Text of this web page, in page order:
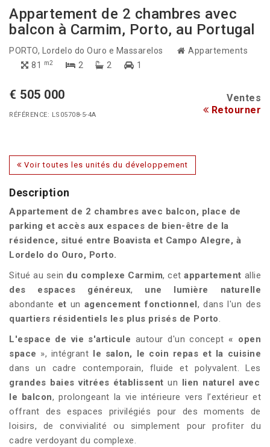
Appartement de 2 chambres avec
balcon à Carmim, Porto, au Portugal
PORTO, Lordelo do Ouro e Massarelos
Appartements
81
m2 2 2 1
€ 505 000 Ventes
RÉFÉRENCE: LS05708-5-4A Retourner
Voir toutes les unités du développement
Description
Appartement de 2 chambres avec balcon, place de
parking et accès aux espaces de bien-être de la
résidence, situé entre Boavista et Campo Alegre, à
Lordelo do Ouro, Porto.
Situé au sein du complexe Carmim, cet appartement allie
des espaces généreux, une lumière naturelle
abondante et un agencement fonctionnel , dans l'un des
quartiers résidentiels les plus prisés de Porto.
L'espace de vie s'articule autour d'un concept« open
space », intégrant
le salon, le coin repas et la cuisine
dans un cadre contemporain, fluide et polyvalent. Les
grandes baies vitrées établissent un
lien naturel avec
le balcon, prolongeant la vie intérieure vers l’extérieur et
offrant des espaces privilégiés pour des moments de
loisirs, de convivialité ou simplement pour profiter du
cadre verdoyant du complexe.